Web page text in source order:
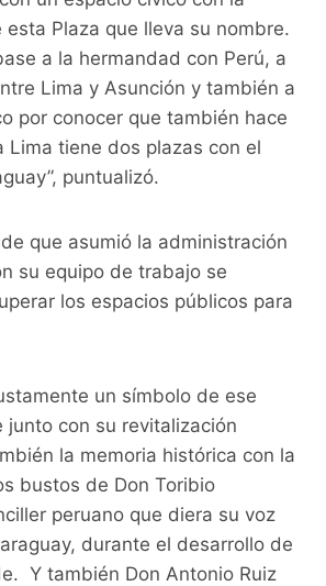
esta Plaza que lleva su nombre.
a la hermandad con Perú, a
Lima y Asunción y también a
por conocer que también hace
Lima tiene dos plazas con el
puntualizó.
que asumió la administración
su equipo de trabajo se
los espacios públicos para
un símbolo de ese
junto con su revitalización
la memoria histórica con la
bustos de Don Toribio
peruano que diera su voz
durante el desarrollo de
Y también Don Antonio Ruiz